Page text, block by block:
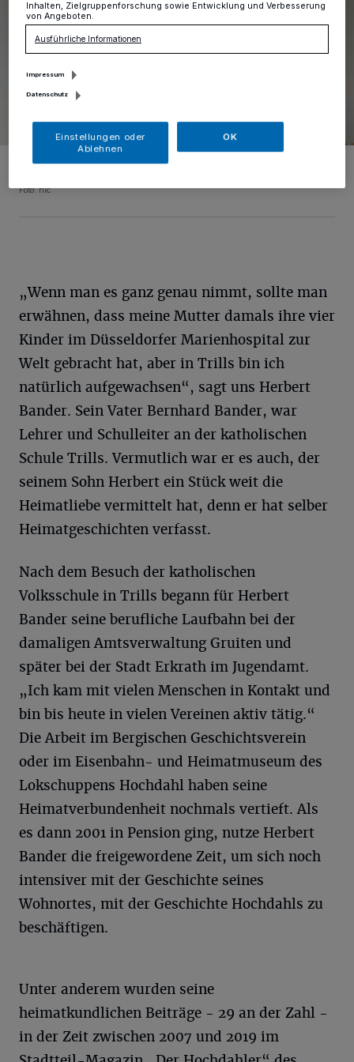
Das "Hochdahler Heimatbüchlein" von Heimatforscher Herbert
Foto: nic
„Wenn man es ganz genau nimmt, sollte man
erwähnen, dass meine Mutter damals ihre vier
Kinder im Düsseldorfer Marienhospital zur
Welt gebracht hat, aber in Trills bin ich
natürlich aufgewachsen“, sagt uns Herbert
Bander. Sein Vater Bernhard Bander, war
Lehrer und Schulleiter an der katholischen
Schule Trills. Vermutlich war er es auch, der
seinem Sohn Herbert ein Stück weit die
Heimatliebe vermittelt hat, denn er hat selber
Heimatgeschichten verfasst.
Nach dem Besuch der katholischen
Volksschule in Trills begann für Herbert
Bander seine berufliche Laufbahn bei der
damaligen Amtsverwaltung Gruiten und
später bei der Stadt Erkrath im Jugendamt.
„Ich kam mit vielen Menschen in Kontakt und
bin bis heute in vielen Vereinen aktiv tätig.“
Die Arbeit im Bergischen Geschichtsverein
oder im Eisenbahn- und Heimatmuseum des
Lokschuppens Hochdahl haben seine
Heimatverbundenheit nochmals vertieft. Als
es dann 2001 in Pension ging, nutze Herbert
Bander die freigewordene Zeit, um sich noch
intensiver mit der Geschichte seines
Wohnortes, mit der Geschichte Hochdahls zu
beschäftigen.
Unter anderem wurden seine
heimatkundlichen Beiträge - 29 an der Zahl -
in der Zeit zwischen 2007 und 2019 im
Inhalten, Zielgruppenforschung sowie Entwicklung und Verbesserung
von Angeboten.
Ausführliche Informationen
Impressum
Datenschutz
Einstellungen oder
Ablehnen
OK